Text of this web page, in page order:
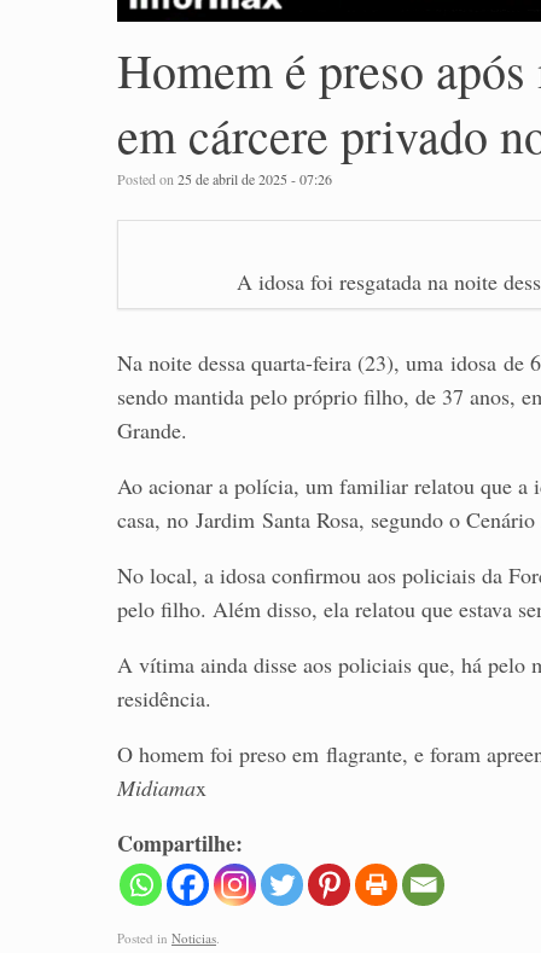
Homem é preso
em cárcere privado
Posted on25 de abril de 2025 - 07:26
A idosa foi resgatada na noite
Na noite dessa quarta-feira (23), uma idosa de
sendo mantida pelo próprio filho, de 37 anos,
Grande.
Ao acionar a polícia, um familiar relatou que a
casa, no Jardim Santa Rosa, segundo o
No local, a idosa confirmou aos policiais da
pelo filho. Além disso, ela relatou que estava
A vítima ainda disse aos policiais que, há pelo
residência.
O homem foi preso em flagrante, e foram
Midiamax
Compartilhe:
Posted in Noticias